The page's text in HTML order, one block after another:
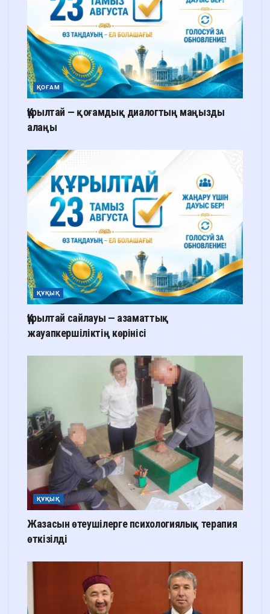
ҚОҒАМ
Құрылтай — қоғамдық диалогтың маңызды
алаңы
ҚҰҚЫҚ
Құрылтай сайлауы — азаматтық
жауапкершіліктің көрінісі
ҚҰҚЫҚ
Жазасын өтеушілерге психологиялық терапия
өткізілді